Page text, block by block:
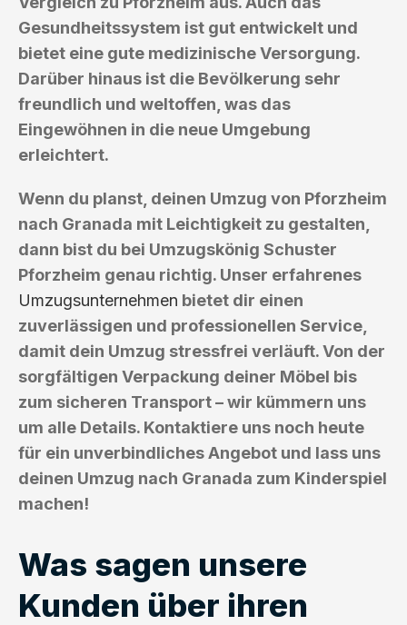
Gesundheitssystem ist gut entwickelt und
bietet eine gute medizinische Versorgung.
Darüber hinaus ist die Bevölkerung sehr
freundlich und weltoffen, was das
Eingewöhnen in die neue Umgebung
erleichtert.
Wenn du planst, deinen Umzug von Pforzheim
nach Granada mit Leichtigkeit zu gestalten,
dann bist du bei Umzugskönig Schuster
Pforzheim genau richtig. Unser erfahrenes
Umzugsunternehmen bietet dir einen
zuverlässigen und professionellen Service,
damit dein Umzug stressfrei verläuft. Von der
sorgfältigen Verpackung deiner Möbel bis
zum sicheren Transport – wir kümmern uns
um alle Details. Kontaktiere uns noch heute
für ein unverbindliches Angebot und lass uns
deinen Umzug nach Granada zum Kinderspiel
machen!
Was sagen unsere
Kunden über ihren